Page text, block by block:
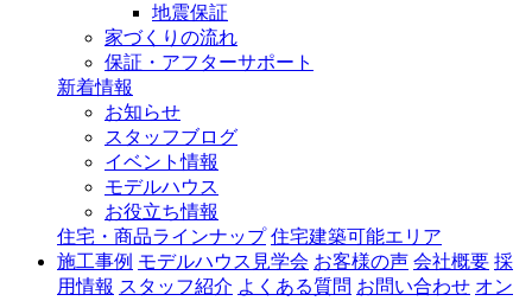
地震保証
家づくりの流れ
保証・アフターサポート
新着情報
お知らせ
スタッフブログ
イベント情報
モデルハウス
お役立ち情報
住宅・商品ラインナップ 住宅建築可能エリア
施工事例 モデルハウス見学会 お客様の声 会社概要 採
用情報 スタッフ紹介 よくある質問 お問い合わせ オン